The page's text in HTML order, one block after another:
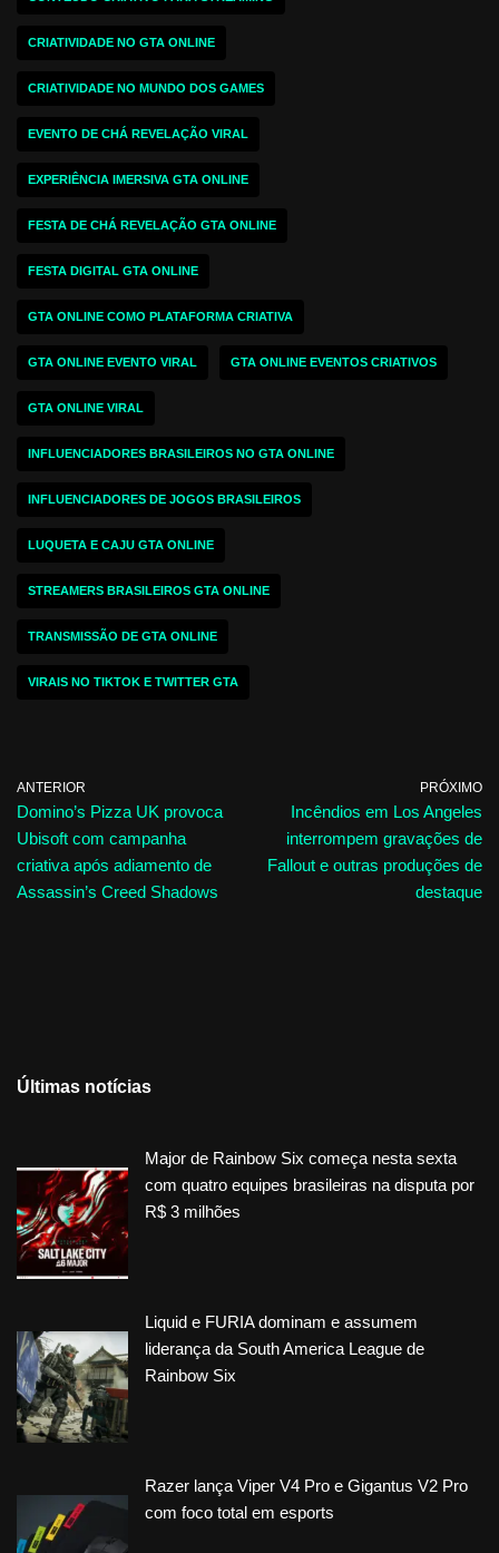
CRIATIVIDADE NO GTA ONLINE
CRIATIVIDADE NO MUNDO DOS GAMES
EVENTO DE CHÁ REVELAÇÃO VIRAL
EXPERIÊNCIA IMERSIVA GTA ONLINE
FESTA DE CHÁ REVELAÇÃO GTA ONLINE
FESTA DIGITAL GTA ONLINE
GTA ONLINE COMO PLATAFORMA CRIATIVA
GTA ONLINE EVENTO VIRAL GTA ONLINE EVENTOS CRIATIVOS
GTA ONLINE VIRAL
INFLUENCIADORES BRASILEIROS NO GTA ONLINE
INFLUENCIADORES DE JOGOS BRASILEIROS
LUQUETA E CAJU GTA ONLINE
STREAMERS BRASILEIROS GTA ONLINE
TRANSMISSÃO DE GTA ONLINE
VIRAIS NO TIKTOK E TWITTER GTA
ANTERIOR
Domino’s Pizza UK provoca
Ubisoft com campanha
criativa após adiamento de
Assassin’s Creed Shadows
PRÓXIMO
Incêndios em Los Angeles
interrompem gravações de
Fallout e outras produções de
destaque
Últimas notícias
Major de Rainbow Six começa nesta sexta
com quatro equipes brasileiras na disputa por
R$ 3 milhões
Liquid e FURIA dominam e assumem
liderança da South America League de
Rainbow Six
Razer lança Viper V4 Pro e Gigantus V2 Pro
com foco total em esports